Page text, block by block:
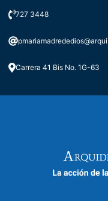
727 3448
Carrera 41 Bis No. 1G-63